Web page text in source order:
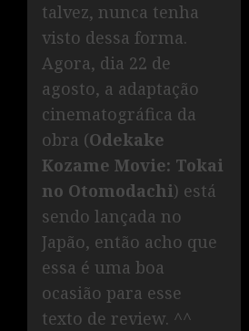
talvez, nunca tenha
visto dessa forma.
Agora, dia 22 de
agosto, a adaptação
cinematográfica da
obra (Odekake
Kozame Movie: Tokai
no Otomodachi) está
sendo lançada no
Japão, então acho que
essa é uma boa
ocasião para esse
texto de review. ^^